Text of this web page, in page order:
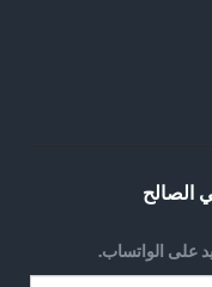
الصالح
على الواتساب.